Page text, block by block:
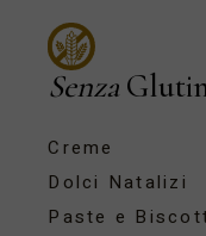
Senza
Creme
Dolci Natalizi
Paste e